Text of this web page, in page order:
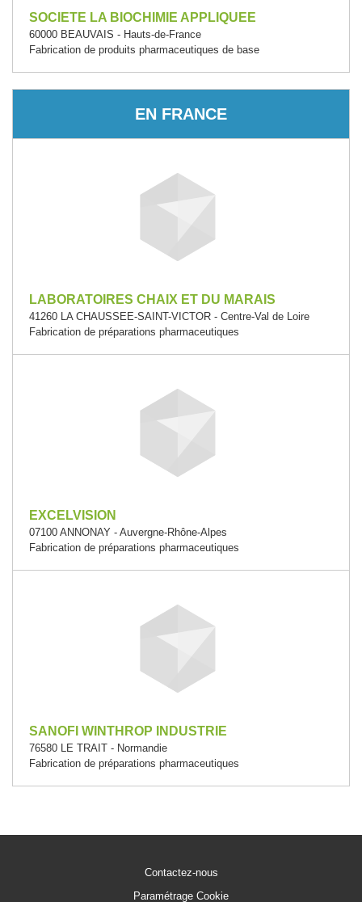
SOCIETE LA BIOCHIMIE APPLIQUEE
60000 BEAUVAIS - Hauts-de-France
Fabrication de produits pharmaceutiques de base
EN FRANCE
LABORATOIRES CHAIX ET DU MARAIS
41260 LA CHAUSSEE-SAINT-VICTOR - Centre-Val de Loire
Fabrication de préparations pharmaceutiques
EXCELVISION
07100 ANNONAY - Auvergne-Rhône-Alpes
Fabrication de préparations pharmaceutiques
SANOFI WINTHROP INDUSTRIE
76580 LE TRAIT - Normandie
Fabrication de préparations pharmaceutiques
Contactez-nous
Paramétrage Cookie